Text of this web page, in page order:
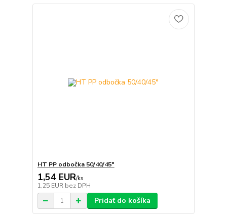
HT PP odbočka 50/40/45°
1,54 EUR/ks
1,25 EUR bez DPH
Pridať do košíka